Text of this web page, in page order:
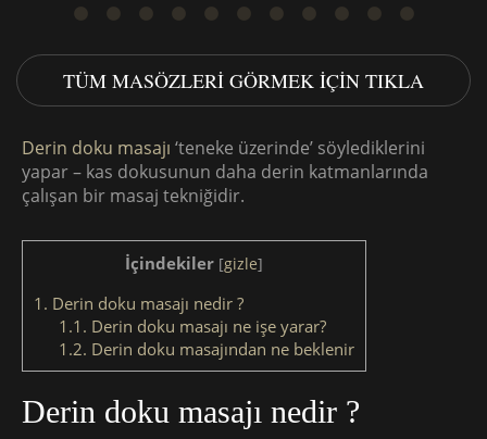
TÜM MASÖZLERI GÖRMEK IÇIN TIKLA
Derin doku masajı ‘teneke üzerinde’ söylediklerini
yapar – kas dokusunun daha derin katmanlarında
çalışan bir masaj tekniğidir.
İçindekiler [gizle]
1. Derin doku masajı nedir ?
1.1. Derin doku masajı ne işe yarar?
1.2. Derin doku masajından ne beklenir
Derin doku masajı nedir ?